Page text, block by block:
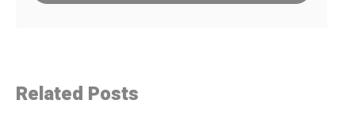
Related Posts